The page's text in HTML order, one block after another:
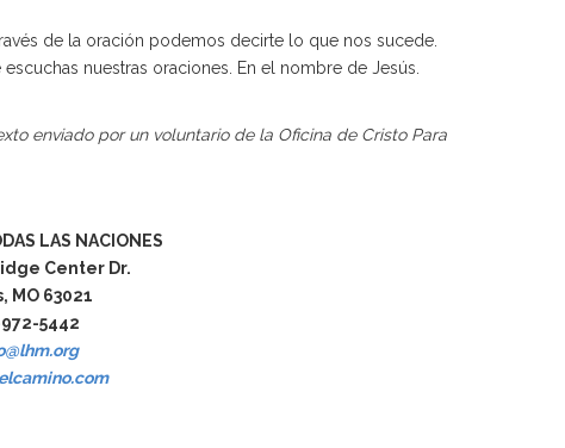
de la oración podemos decirte lo que nos sucede.
nuestras oraciones. En el nombre de Jesús.
enviado por un voluntario de la Oficina de Cristo Para
LAS NACIONES
Center Dr.
MO 63021
5442